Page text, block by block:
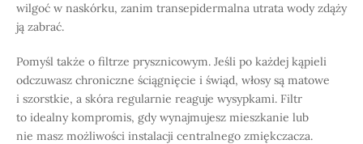
wilgoć w naskórku, zanim transepidermalna utrata wody zdąży
ją zabrać.
Pomyśl także o filtrze prysznicowym. Jeśli po każdej kąpieli
odczuwasz chroniczne ściągnięcie i świąd, włosy są matowe
i szorstkie, a skóra regularnie reaguje wysypkami. Filtr
to idealny kompromis, gdy wynajmujesz mieszkanie lub
nie masz możliwości instalacji centralnego zmiękczacza.